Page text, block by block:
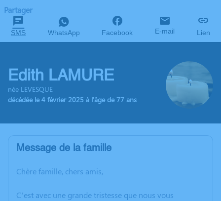
Partager
SMS WhatsApp Facebook E-mail Lien
Edith LAMURE
née LEVESQUE
décédée le 4 février 2025 à l'âge de 77 ans
Message de la famille
Chère famille, chers amis,
C’est avec une grande tristesse que nous vous